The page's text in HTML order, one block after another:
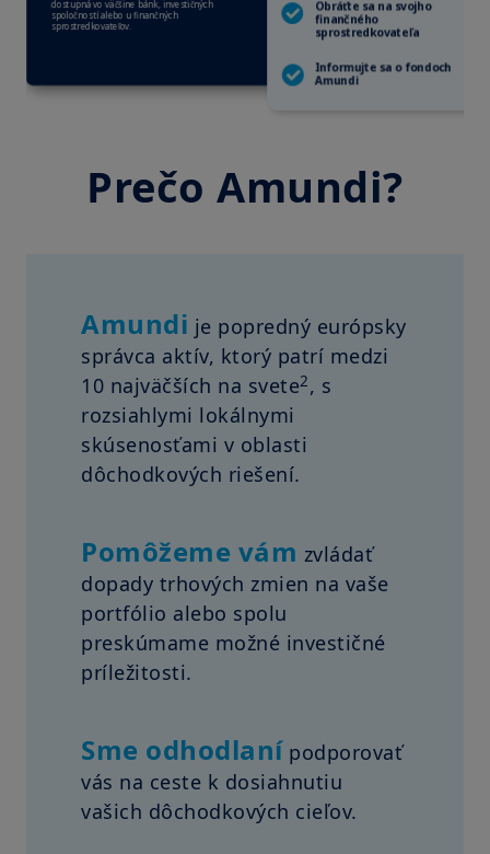
Prečo Amundi?
Amundi je popredný európsky
správca aktív, ktorý patrí medzi
10 najväčších na svete2, s
rozsiahlymi lokálnymi
skúsenosťami v oblasti
dôchodkových riešení.
Pomôžeme vám zvládať
dopady trhových zmien na vaše
portfólio alebo spolu
preskúmame možné investičné
príležitosti.
Sme odhodlaní podporovať
vás na ceste k dosiahnutiu
vašich dôchodkových cieľov.